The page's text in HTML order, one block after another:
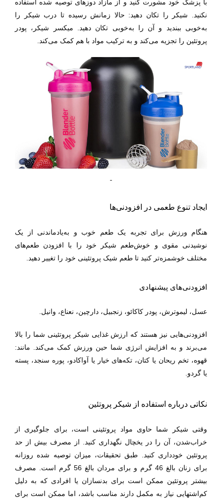
با پزشک خود مشورت کنید و از مازاد دوزهای توصیه شده استفاده
نکنید.
شیکر را تکان دهید: حالا زمانش رسیده تا درب شیکر را
به‌خوبی ببندید و آن را به‌خوبی تکان دهید. میکسر شیکر، پودر
پروتئین را تجزیه می‌کند و به ترکیب مواد با هم کمک می‌کند.
ایجاد تنوع طعمی در افزودنی‌ها
هنگام ورزش برای تجربه یک طعم خوب و به‌یادماندنی از یک
نوشیدنی مقوی و خوش‌طعم شیکر خود را با افزودن طعم‌های
مختلف خوشمزه‌تر کنید تا طعم شیک پروتئینی خود را تغییر دهید.
افزودنی‌های پیشنهادی
عسل، لیموترش، پودر کاکائو، زنجبیل، دارچین، نعناع، وانیل.
افزودنی‌هایی نیز هستند که ارزش غذایی شیکر پروتئینی شما را بالا
می‌برند و به افزایش انرژی شما حین ورزش کمک می‌کند. مانند:
قهوه، تخم ریحان یا کتان، تکه‌های خیار یا آواکادو، پوره سنجد، پسته
یا گردو.
نکاتی درباره استفاده از شیکر پروتئین
وقتی شیکر شما حاوی مواد پروتئینی است، برای جلوگیری از
خراب‌شدن، آن را در یخچال نگهداری کنید. از مصرف بیش از حد
پروتئین خودداری کنید. طبق تحقیقات، میزان توصیه شده روزانه
برای زنان بالغ 46 گرم و برای مردان بالغ 56 گرم است. مصرف
بیشتر پروتئین ممکن است برای بدنسازان یا افرادی که به دلیل
کم‌اشتهایی نیاز به مکمل دارند مناسب باشد، اما ممکن است برای